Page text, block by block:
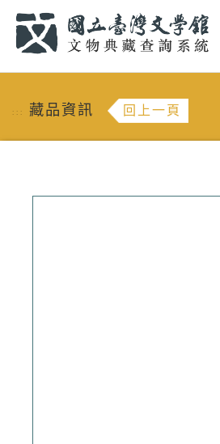
::: 藏品資訊 回上一頁